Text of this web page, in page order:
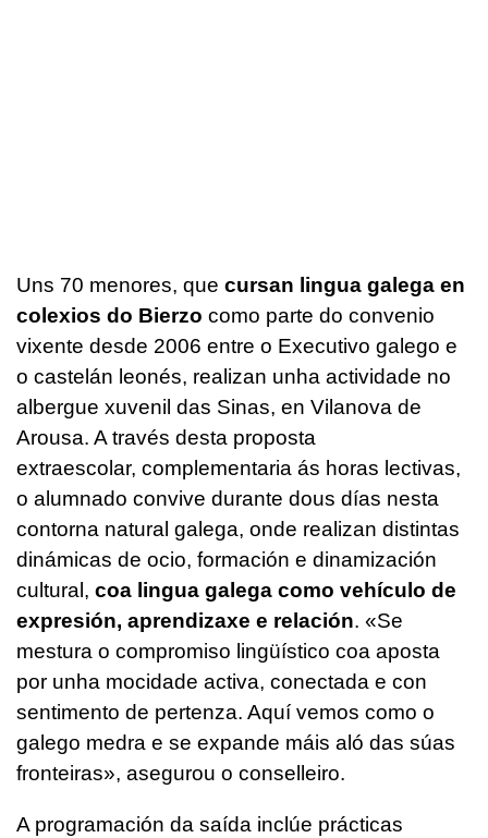
Uns 70 menores, que cursan lingua galega en
colexios do Bierzo como parte do convenio
vixente desde 2006 entre o Executivo galego e
o castelán leonés, realizan unha actividade no
albergue xuvenil das Sinas, en Vilanova de
Arousa. A través desta proposta
extraescolar, complementaria ás horas lectivas,
o alumnado convive durante dous días nesta
contorna natural galega, onde realizan distintas
dinámicas de ocio, formación e dinamización
cultural, coa lingua galega como vehículo de
expresión, aprendizaxe e relación. «Se
mestura o compromiso lingüístico coa aposta
por unha mocidade activa, conectada e con
sentimento de pertenza. Aquí vemos como o
galego medra e se expande máis aló das súas
fronteiras», asegurou o conselleiro.
A programación da saída inclúe prácticas